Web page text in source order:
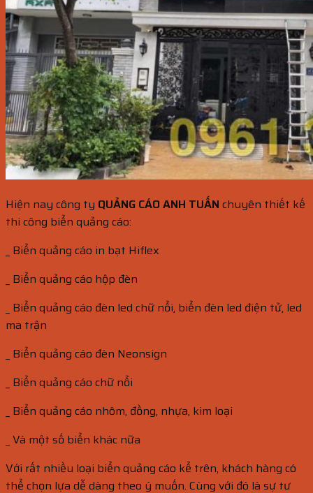
Hiện nay công ty QUẢNG CÁO ANH TUẤN chuyên thiết kế
thi công biển quảng cáo:
_ Biển quảng cáo in bạt Hiflex
_ Biển quảng cáo hộp đèn
_ Biển quảng cáo đèn led chữ nổi, biển đèn led điện tử, led
ma trận
_ Biển quảng cáo đèn Neonsign
_ Biển quảng cáo chữ nổi
_ Biển quảng cáo nhôm, đồng, nhựa, kim loại
_ Và một số biển khác nữa
Với rất nhiều loại biển quảng cáo kể trên, khách hàng có
thể chọn lựa dễ dàng theo ý muốn. Cùng với đó là sự tư